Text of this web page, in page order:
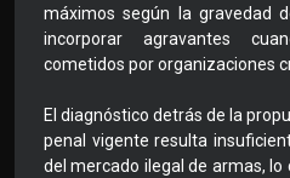
máximos según la gravedad
incorporar agravantes
cometidos por organizaciones
El diagnóstico detrás de la
penal vigente resulta
del mercado ilegal de armas,